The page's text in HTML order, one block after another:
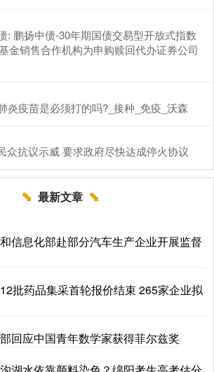
: 鹏扬中债-30年期国债交易型开放式指数
金销售合作机构为申购赎回代办证券公司
炎疫苗是必须打的吗?_接种_免疫_沃森
众抗议示威 要求政府尽快达成停火协议
最新文章
信息化部赴部分汽车生产企业开展监督
批药品集采首轮报价结束 265家企业拟
回应中国青年数学家获得菲尔兹奖